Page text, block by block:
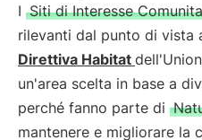
I Siti di Interesse
rilevanti dal punto di vista
Direttiva Habitat
un'area scelta in base a
perché fanno parte di
mantenere e migliorare la